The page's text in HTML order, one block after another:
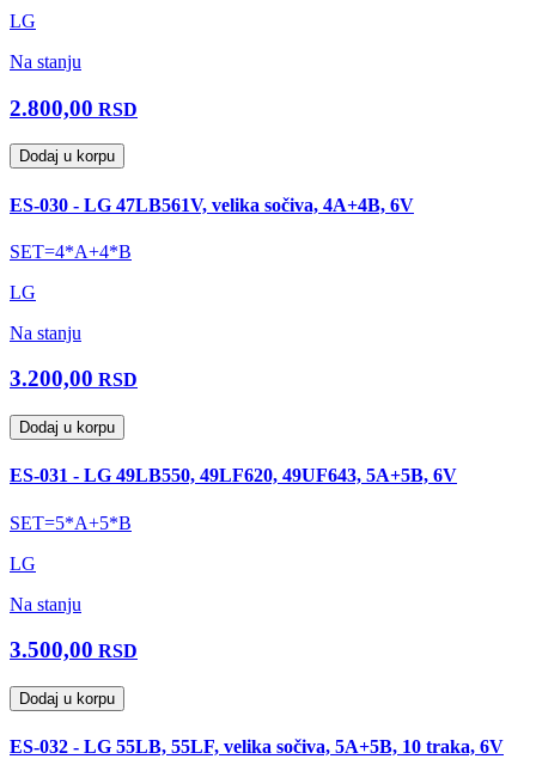
LG
Na stanju
2.800,00 RSD
Dodaj u korpu
ES-030 - LG 47LB561V, velika sočiva, 4A+4B, 6V
SET=4*A+4*B
LG
Na stanju
3.200,00 RSD
Dodaj u korpu
ES-031 - LG 49LB550, 49LF620, 49UF643, 5A+5B, 6V
SET=5*A+5*B
LG
Na stanju
3.500,00 RSD
Dodaj u korpu
ES-032 - LG 55LB, 55LF, velika sočiva, 5A+5B, 10 traka, 6V